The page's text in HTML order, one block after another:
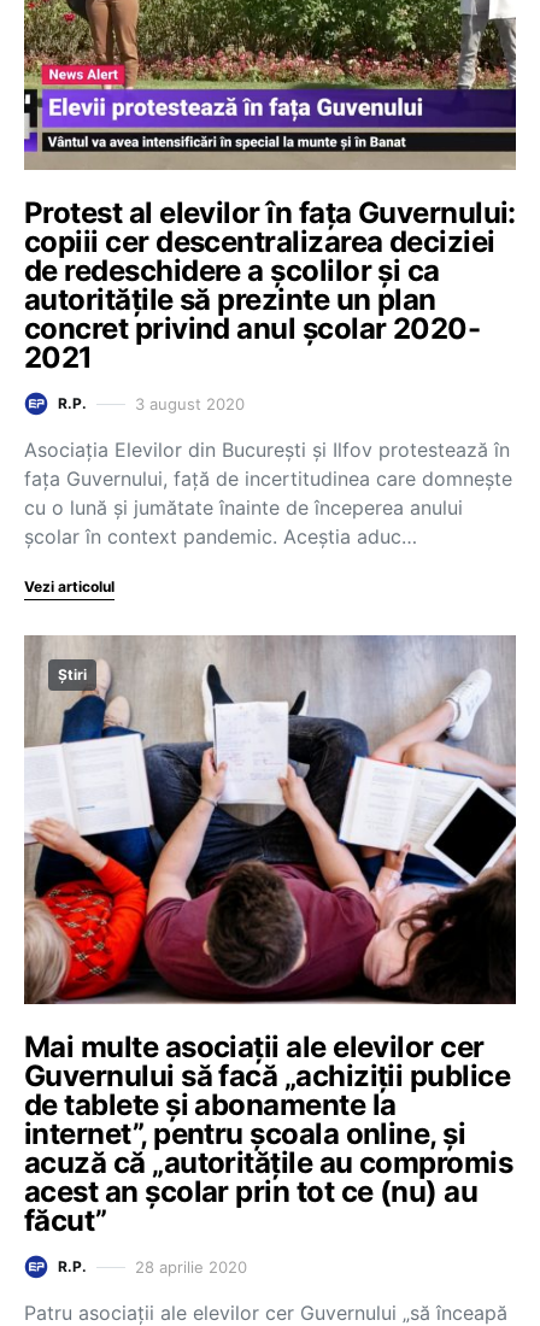
Protest al elevilor în fața Guvernului:
copiii cer descentralizarea deciziei
de redeschidere a școlilor și ca
autoritățile să prezinte un plan
concret privind anul școlar 2020-
2021
R.P. 3 august 2020
Asociația Elevilor din București și Ilfov protestează în
fața Guvernului, față de incertitudinea care domnește
cu o lună și jumătate înainte de începerea anului
școlar în context pandemic. Aceștia aduc…
Vezi articolul
Știri
Mai multe asociații ale elevilor cer
Guvernului să facă „achiziții publice
de tablete și abonamente la
internet”, pentru școala online, și
acuză că „autoritățile au compromis
acest an școlar prin tot ce (nu) au
făcut”
R.P. 28 aprilie 2020
Patru asociații ale elevilor cer Guvernului „să înceapă